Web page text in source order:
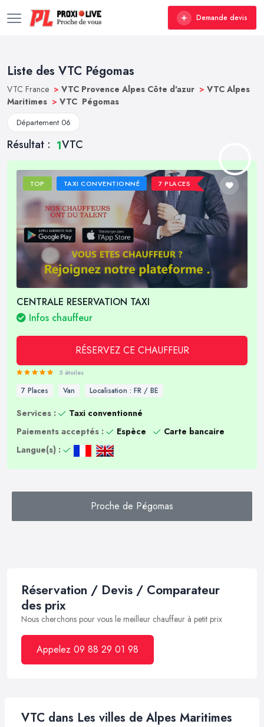
Demande devis
Liste des VTC Pégomas
VTC France > VTC Provence Alpes Côte d'azur > VTC Alpes
Maritimes > VTC Pégomas
Département 06
Résultat : 1VTC
TOP TAXI CONVENTIONNÉ 7 PLACES
CENTRALE RESERVATION TAXI
Infos chauffeur
RÉSERVEZ CE CHAUFFEUR
5 étoiles
7 Places Van Localisation : FR / BE
Services :
Taxi conventionné
Paiements acceptés :
Espèce
Carte bancaire
Langue(s) :
Proche de Pégomas
Réservation / Devis / Comparateur
des prix
Nous cherchons pour vous le meilleur chauffeur à petit prix
Appelez 09 88 29 01 98
VTC dans Les villes de Alpes Maritimes